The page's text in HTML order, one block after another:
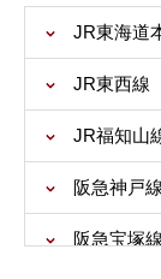
尼崎市 西昆陽３
しくはお問い合
26/08/03
新着
仲介手数料
尼崎市 水堂町１
した。詳しくは
26/08/03
JR東海道
JR東西線
JR福知山
阪急神戸線
阪急宝塚線